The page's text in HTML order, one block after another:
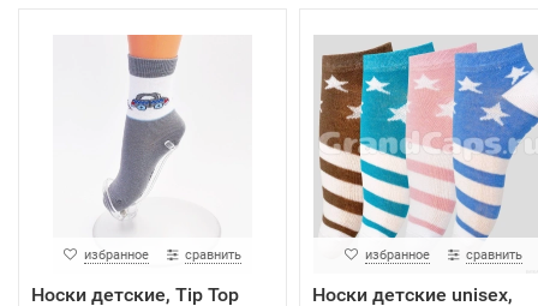
избранное сравнить
Носки детские, Tip Top
избранное сравнить
Носки детские unisex,